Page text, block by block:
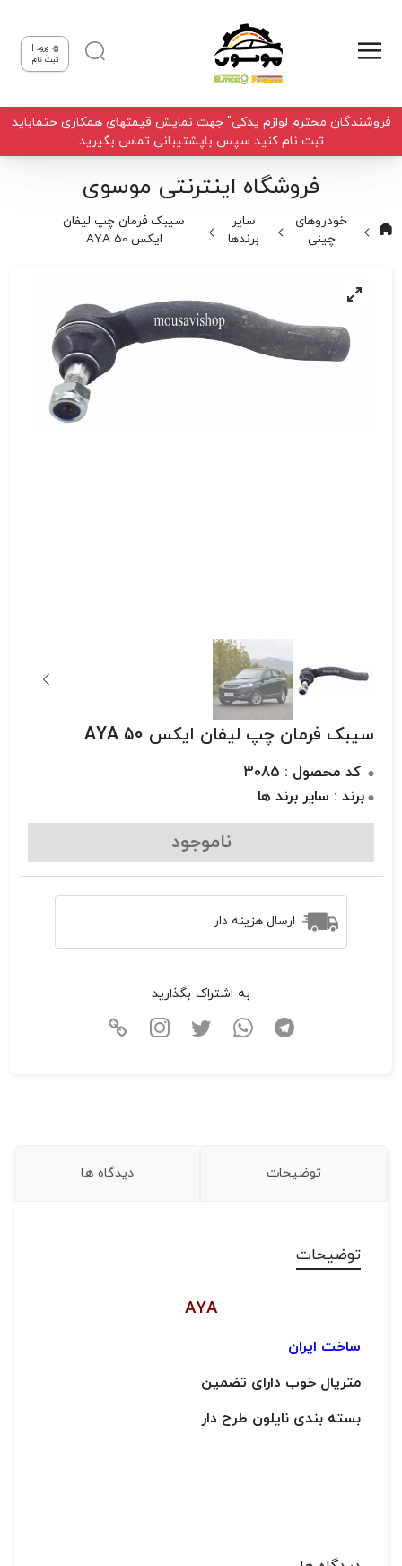
ورود |
ثبت نام
فروشندگان محترم لوازم یدکی" جهت نمایش قیمتهای همکاری حتماباید
ثبت نام کنید سپس باپشتیبانی تماس بگیرید
فروشگاه اینترنتی موسوی
خودروهای
چینی
سایر
برندها
سیبک فرمان چپ لیفان
ایکس 50 AYA
سیبک فرمان چپ لیفان ایکس 50 AYA
کد محصول : 3085
برند : سایر برند ها
ناموجود
ارسال هزینه دار
به اشتراک بگذارید
توضیحات دیدگاه ها
توضیحات
AYA
ساخت ایران
متریال خوب دارای تضمین
بسته بندی نایلون طرح دار